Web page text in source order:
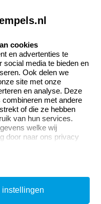
opnemen
gestelde vragen
cookies
en advertenties te
social media te bieden en
Ook delen we
site met onze
en analyse. Deze
met andere
of die ze hebben
van hun services.
welke wij
door naar ons privacy
instellingen